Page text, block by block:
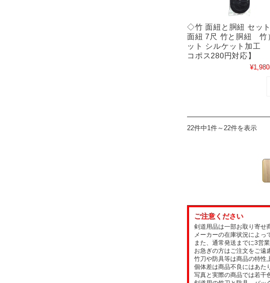
◇竹 面紐と胴紐 セッ
面紐 7尺 竹と胴紐 竹
ット シルケット加工
コポス280円対応】
¥1,980
22件中1件～22件を表示
ご注意ください
剣道用品は一部お取り寄せ
メーカーの在庫状況によっ
また、通常発送までに3営
お急ぎの方はご注文をご遠
竹刀や防具等は商品の特性
個体差は商品不良にはあた
写真と実際の商品では若干